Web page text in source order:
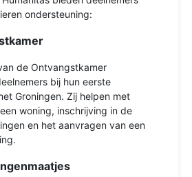
ondersteuning:
de Ontvangstkamer
bij hun eerste
Groningen. Zij helpen met
woning, inschrijving in de
en het aanvragen van een